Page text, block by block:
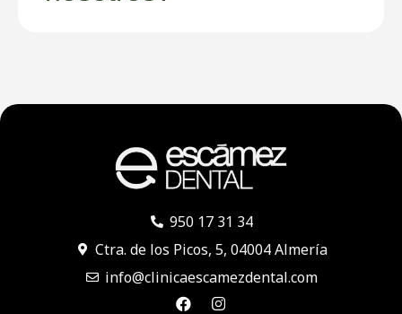
950 17 31 34
Ctra. de los Picos, 5, 04004 Almería
info@clinicaescamezdental.com